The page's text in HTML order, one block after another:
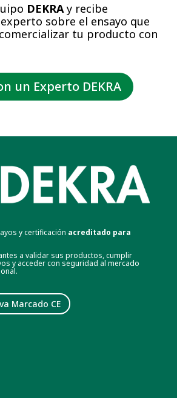
DEKRA y recibe
sobre el ensayo que
tu producto con
un Experto DEKRA
y certificación acreditado para
a validar sus productos, cumplir
y acceder con seguridad al mercado
Marcado CE